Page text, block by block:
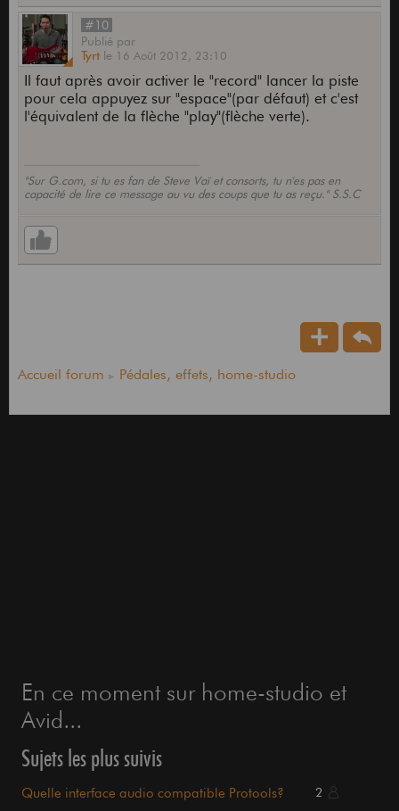
#10
Publié par
Tyrt le 16 Août 2012, 23:10
Il faut après avoir activer le "record" lancer la piste
pour cela appuyez sur "espace"(par défaut) et c'est
l'équivalent de la flèche "play"(flèche verte).
"Sur G.com, si tu es fan de Steve Vaï et consorts, tu n'es pas en
capacité de lire ce message au vu des coups que tu as reçu." S.S.C
Accueil forum Pédales, effets, home-studio
En ce moment sur home-studio et
Avid...
Sujets les plus suivis
Quelle interface audio compatible Protools? 2